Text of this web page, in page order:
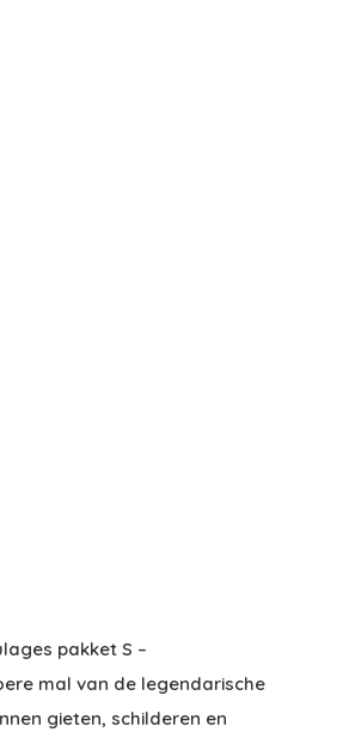
pakket S –
mal van de legendarische
gieten, schilderen en